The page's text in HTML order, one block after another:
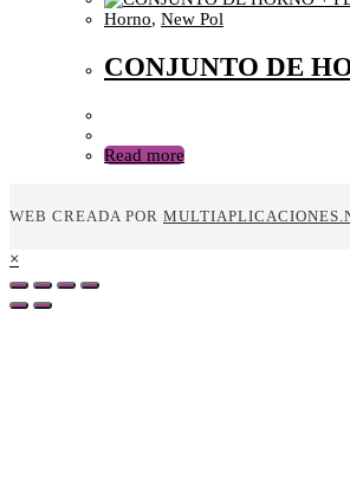
Horno, New Pol
CONJUNTO DE
Read more
WEB CREADA POR
×